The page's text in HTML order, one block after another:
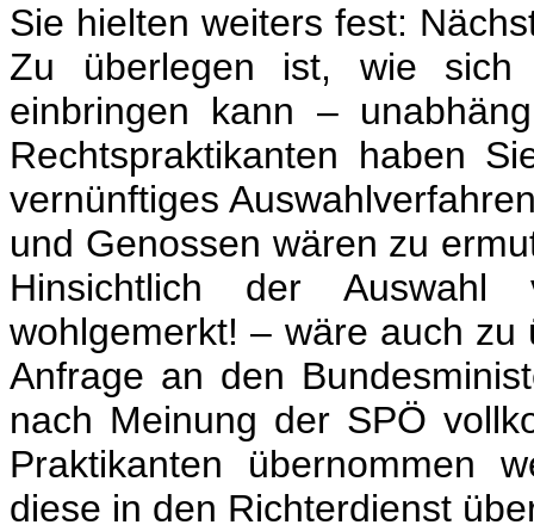
Sie hielten weiters fest:
Zu überlegen ist, wie
einbringen kann –
Rechtspraktikanten haben
vernünftiges
und Genossen wären zu
Hinsichtlich der Auswahl
wohlgemerkt! – wäre auch
Anfrage an den
nach Meinung der SPÖ
Praktikanten übernommen
diese in den Richterdienst